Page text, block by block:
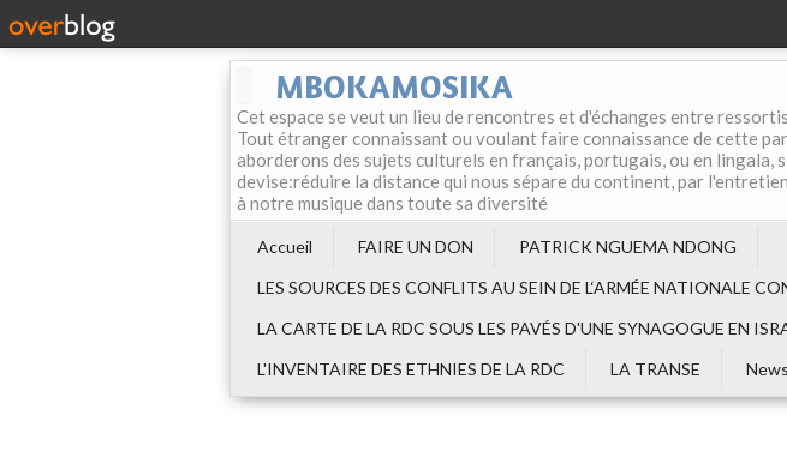
MBOKAMOSIKA
Cet espace se veut un lieu de rencontres et d'échanges entre
Tout étranger connaissant ou voulant faire connaissance de cette
aborderons des sujets culturels en français, portugais, ou en lingala,
devise:réduire la distance qui nous sépare du continent, par
à notre musique dans toute sa diversité
Accueil FAIRE UN DON
PATRICK NGUEMA NDONG
LES SOURCES DES CONFLITS AU SEIN DE L‘ARMÉE NATIONALE
LA CARTE DE LA RDC SOUS LES PAVÉS D'UNE SYNAGOGUE EN
L'INVENTAIRE DES ETHNIES DE LA RDC
LA TRANSE